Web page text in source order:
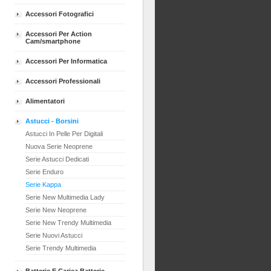
Accessori Fotografici
Accessori Per Action
Cam/smartphone
Accessori Per Informatica
Accessori Professionali
Alimentatori
Astucci - Borsini
Astucci In Pelle Per Digitali
Nuova Serie Neoprene
Serie Astucci Dedicati
Serie Enduro
Serie Kappa
Serie New Multimedia Lady
Serie New Neoprene
Serie New Trendy Multimedia
Serie Nuovi Astucci
Serie Trendy Multimedia